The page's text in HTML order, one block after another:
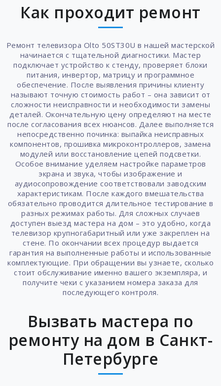
Как проходит ремонт
Ремонт телевизора Olto 50ST30U в нашей мастерской
начинается с тщательной диагностики. Мастер
подключает устройство к стенду, проверяет блоки
питания, инвертор, матрицу и программное
обеспечение. После выявления причины клиенту
называют точную стоимость работ – она зависит от
сложности неисправности и необходимости замены
деталей. Окончательную цену определяют на месте
после согласования всех нюансов. Далее выполняется
непосредственно починка: выпайка неисправных
компонентов, прошивка микроконтроллеров, замена
модулей или восстановление цепей подсветки.
Особое внимание уделяем настройке параметров
экрана и звука, чтобы изображение и
аудиосопровождение соответствовали заводским
характеристикам. После каждого вмешательства
обязательно проводится длительное тестирование в
разных режимах работы. Для сложных случаев
доступен выезд мастера на дом – это удобно, когда
телевизор крупногабаритный или уже закреплен на
стене. По окончании всех процедур выдается
гарантия на выполненные работы и использованные
комплектующие. При обращении вы узнаете, сколько
стоит обслуживание именно вашего экземпляра, и
получите чеки с указанием номера заказа для
последующего контроля.
Вызвать мастера по
ремонту на дом в Санкт-
Петербурге